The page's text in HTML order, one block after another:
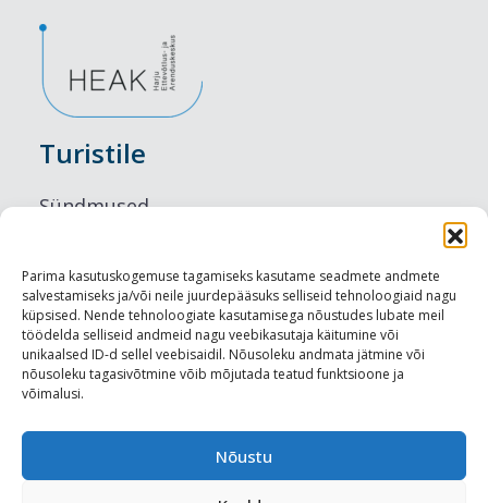
Parima kasutuskogemuse tagamiseks kasutame seadmete andmete
salvestamiseks ja/või neile juurdepääsuks selliseid tehnoloogiaid nagu
küpsised. Nende tehnoloogiate kasutamisega nõustudes lubate meil
töödelda selliseid andmeid nagu veebikasutaja käitumine või
unikaalsed ID-d sellel veebisaidil. Nõusoleku andmata jätmine või
nõusoleku tagasivõtmine võib mõjutada teatud funktsioone ja
võimalusi.
Nõustu
Turistile
Sündmused
Maitseelamused
Vaatamisväärsused
Visit Tallinn
Turismiprofessionaalile